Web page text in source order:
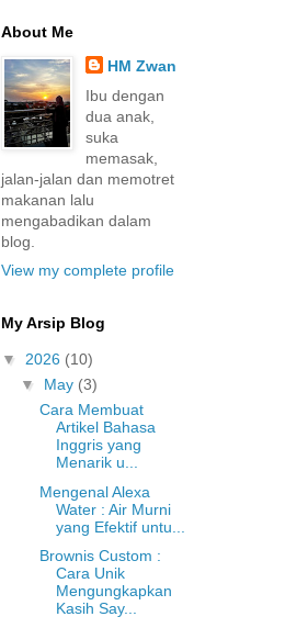
About Me
HM Zwan
Ibu dengan
dua anak,
suka
memasak,
jalan-jalan dan memotret
makanan lalu
mengabadikan dalam
blog.
View my complete profile
My Arsip Blog
▼ 2026 (10)
▼ May (3)
Cara Membuat
Artikel Bahasa
Inggris yang
Menarik u...
Mengenal Alexa
Water : Air Murni
yang Efektif untu...
Brownis Custom :
Cara Unik
Mengungkapkan
Kasih Say...